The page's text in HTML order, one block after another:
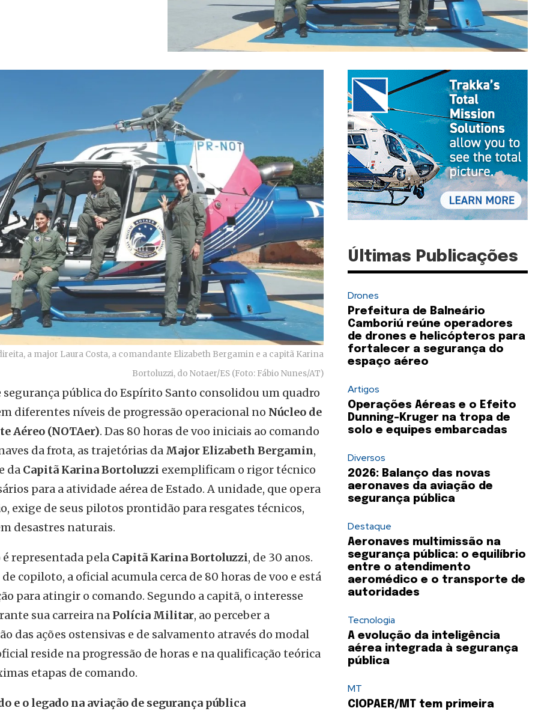
a major Laura Costa, a comandante Elizabeth Bergamin e a capitã Karina
Bortoluzzi, do Notaer/ES (Foto: Fábio Nunes/AT)
segurança pública do Espírito Santo consolidou um quadro
diferentes níveis de progressão operacional no Núcleo de
Aéreo (NOTAer). Das 80 horas de voo iniciais ao comando
da frota, as trajetórias da Major Elizabeth Bergamin,
e da Capitã Karina Bortoluzzi exemplificam o rigor técnico
para a atividade aérea de Estado. A unidade, que opera
exige de seus pilotos prontidão para resgates técnicos,
desastres naturais.
representada pela Capitã Karina Bortoluzzi, de 30 anos.
copiloto, a oficial acumula cerca de 80 horas de voo e está
para atingir o comando. Segundo a capitã, o interesse
sua carreira na Polícia Militar, ao perceber a
das ações ostensivas e de salvamento através do modal
reside na progressão de horas e na qualificação teórica
etapas de comando.
e o legado na aviação de segurança pública
Últimas Publicações
Drones
Prefeitura de Balneário
Camboriú reúne operadores
de drones e helicópteros para
fortalecer a segurança do
espaço aéreo
Artigos
Operações Aéreas e o Efeito
Dunning-Kruger na tropa de
solo e equipes embarcadas
Diversos
2026: Balanço das novas
aeronaves da aviação de
segurança pública
Destaque
Aeronaves multimissão na
segurança pública: o equilíbrio
entre o atendimento
aeromédico e o transporte de
autoridades
Tecnologia
A evolução da inteligência
aérea integrada à segurança
pública
MT
CIOPAER/MT tem primeira